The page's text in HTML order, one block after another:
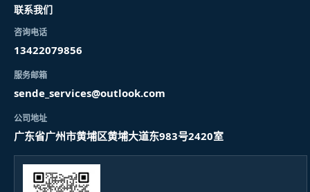
联系我们
咨询电话
13422079856
服务邮箱
sende_services@outlook.com
公司地址
广东省广州市黄埔区黄埔大道东983号2420室